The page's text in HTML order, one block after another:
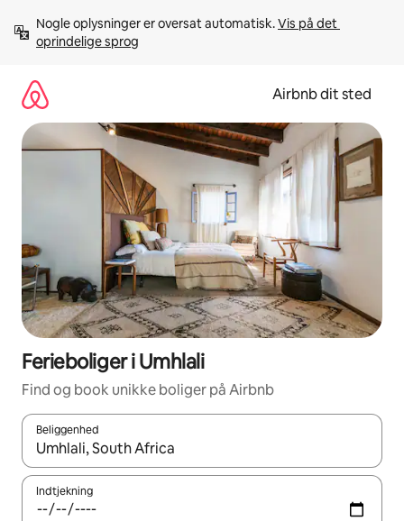
videre
Nogle oplysninger er oversat automatisk. Vis på det
oprindelige sprog
Airbnb dit sted
Ferieboliger i Umhlali
Find og book unikke boliger på Airbnb
Beliggenhed
Når resultaterne er tilgængelige, skal du navigere med
Indtjekning